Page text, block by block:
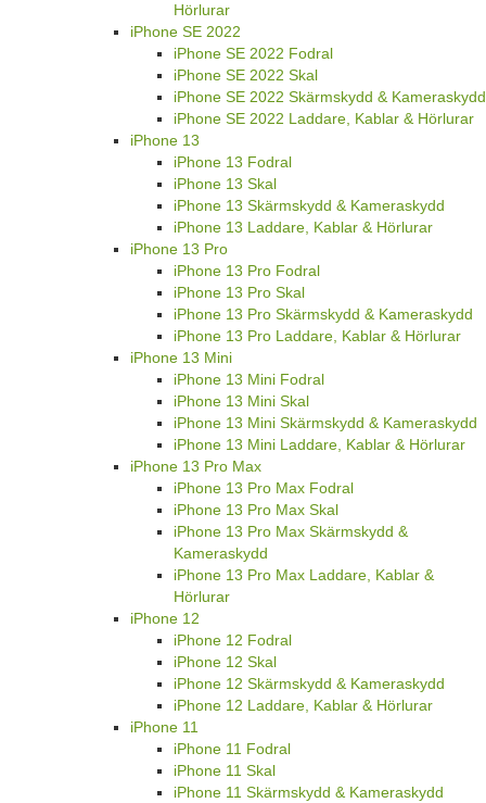
Hörlurar
iPhone SE 2022
iPhone SE 2022 Fodral
iPhone SE 2022 Skal
iPhone SE 2022 Skärmskydd & Kameraskydd
iPhone SE 2022 Laddare, Kablar & Hörlurar
iPhone 13
iPhone 13 Fodral
iPhone 13 Skal
iPhone 13 Skärmskydd & Kameraskydd
iPhone 13 Laddare, Kablar & Hörlurar
iPhone 13 Pro
iPhone 13 Pro Fodral
iPhone 13 Pro Skal
iPhone 13 Pro Skärmskydd & Kameraskydd
iPhone 13 Pro Laddare, Kablar & Hörlurar
iPhone 13 Mini
iPhone 13 Mini Fodral
iPhone 13 Mini Skal
iPhone 13 Mini Skärmskydd & Kameraskydd
iPhone 13 Mini Laddare, Kablar & Hörlurar
iPhone 13 Pro Max
iPhone 13 Pro Max Fodral
iPhone 13 Pro Max Skal
iPhone 13 Pro Max Skärmskydd &
Kameraskydd
iPhone 13 Pro Max Laddare, Kablar &
Hörlurar
iPhone 12
iPhone 12 Fodral
iPhone 12 Skal
iPhone 12 Skärmskydd & Kameraskydd
iPhone 12 Laddare, Kablar & Hörlurar
iPhone 11
iPhone 11 Fodral
iPhone 11 Skal
iPhone 11 Skärmskydd & Kameraskydd